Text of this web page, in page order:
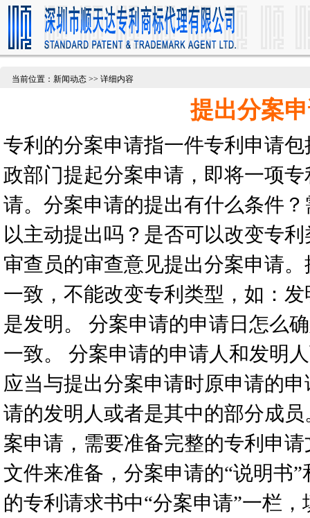
当前位置：新闻动态 >> 详细内容
提出分案
专利的分案申请指一件专利申请
政部门提起分案申请，即将一项
请。分案申请的提出有什么条件
以主动提出吗？是否可以改变专
审查员的审查意见提出分案申请
一致，不能改变专利类型，如：
是发明。 分案申请的申请日怎么
一致。 分案申请的申请人和发明
应当与提出分案申请时原申请的
请的发明人或者是其中的部分成
案申请，需要准备完整的专利申
文件来准备，分案申请的“说明书
的专利请求书中“分案申请”一栏